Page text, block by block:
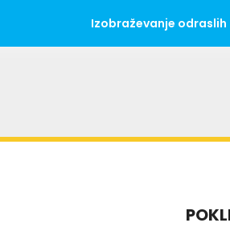
Izobraževanje odraslih